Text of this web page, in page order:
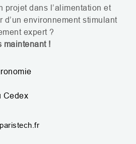
projet dans l’alimentation et
environnement stimulant
expert ?
maintenant !
Cedex